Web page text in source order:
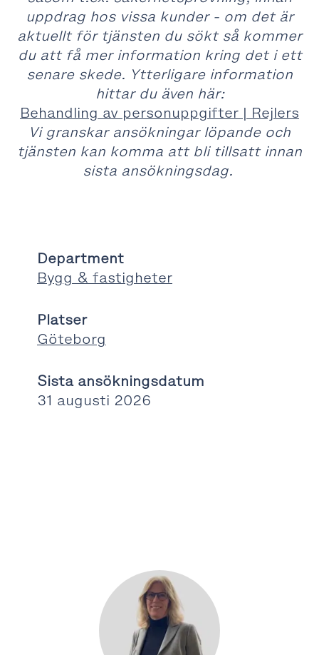
uppdrag hos vissa kunder - om det är
aktuellt för tjänsten du sökt så kommer
du att få mer information kring det i ett
senare skede. Ytterligare information
hittar du även här:
Behandling av personuppgifter | Rejlers
Vi granskar ansökningar löpande och
tjänsten kan komma att bli tillsatt innan
sista ansökningsdag.
Department
Bygg & fastigheter
Platser
Göteborg
Sista ansökningsdatum
31 augusti 2026